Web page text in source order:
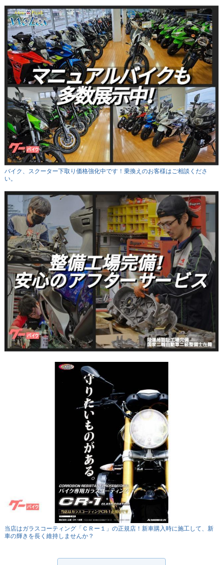
バイク、スクーター下取り価格強化中です！乗換えのお客様はご相談くださ
い。
当店はガラスコーティング「ＣＲー１」の正規店！新車購入時に施工して、新
車の輝きを長く維持しませんか？